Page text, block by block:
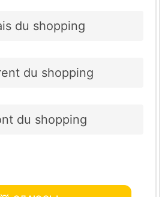
du shopping
du shopping
du shopping